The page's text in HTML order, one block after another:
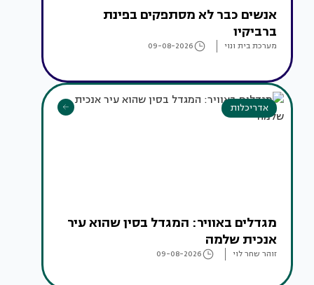
אנשים כבר לא מסתפקים בפינת
ברביקיו
מערכת בית ונוי 09-08-2026
אדריכלות
מגדלים באוויר: המגדל בסין שהוא עיר
אנכית שלמה
זוהר שחר לוי 09-08-2026